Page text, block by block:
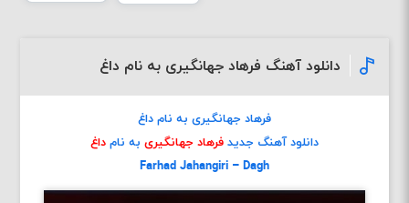
دانلود آهنگ فرهاد جهانگیری به نام داغ
فرهاد جهانگیری به نام داغ
دانلود آهنگ جدید فرهاد جهانگیری به نام داغ
Farhad Jahangiri – Dagh